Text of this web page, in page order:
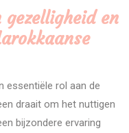
en
essentiële rol aan de
draait om het nuttigen
bijzondere ervaring